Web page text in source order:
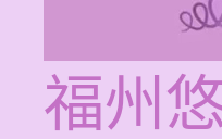
福州